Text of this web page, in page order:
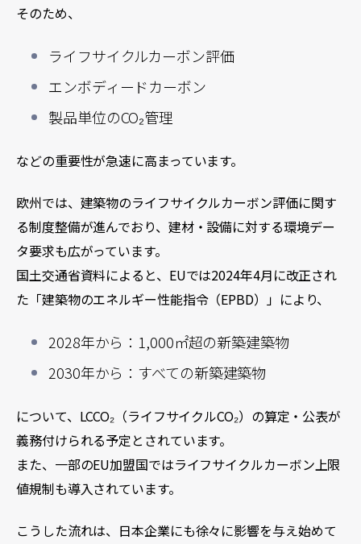
そのため、
ライフサイクルカーボン評価
エンボディードカーボン
製品単位のCO₂管理
などの重要性が急速に高まっています。
欧州では、建築物のライフサイクルカーボン評価に関す
る制度整備が進んでおり、建材・設備に対する環境デー
タ要求も広がっています。
国土交通省資料によると、EUでは2024年4月に改正され
た「建築物のエネルギー性能指令（EPBD）」により、
2028年から：1,000㎡超の新築建築物
2030年から：すべての新築建築物
について、LCCO₂（ライフサイクルCO₂）の算定・公表が
義務付けられる予定とされています。
また、一部のEU加盟国ではライフサイクルカーボン上限
値規制も導入されています。
こうした流れは、日本企業にも徐々に影響を与え始めて